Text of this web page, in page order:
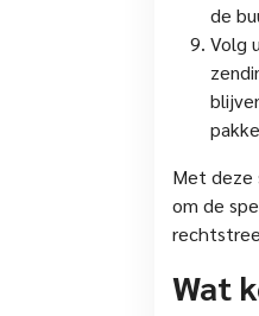
de
Volg
Met deze
om de
Wat